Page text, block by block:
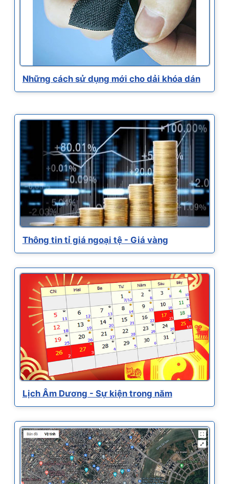
Những cách sử dụng mới cho dải khóa dán
Thông tin tỉ giá ngoại tệ - Giá vàng
Lịch Âm Dương - Sự kiện trong năm